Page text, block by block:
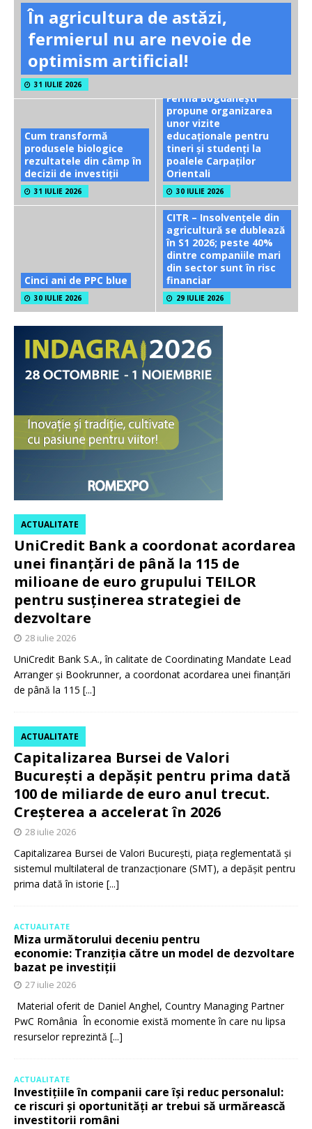
În agricultura de astăzi,
fermierul nu are nevoie de
optimism artificial!
31 IULIE 2026
Cum transformă
produsele biologice
rezultatele din câmp în
decizii de investiții
31 IULIE 2026
Ferma Bogdănești
propune organizarea
unor vizite
educaționale pentru
tineri și studenți la
poalele Carpaților
Orientali
30 IULIE 2026
Cinci ani de PPC blue
30 IULIE 2026
CITR – Insolvențele din
agricultură se dublează
în S1 2026; peste 40%
dintre companiile mari
din sector sunt în risc
financiar
29 IULIE 2026
UniCredit Bank a coordonat acordarea
unei finanțări de până la 115 de
milioane de euro grupului TEILOR
pentru susținerea strategiei de
dezvoltare
ACTUALITATE
28 iulie 2026
UniCredit Bank S.A., în calitate de Coordinating Mandate Lead
Arranger și Bookrunner, a coordonat acordarea unei finanțări
de până la 115 [...]
Capitalizarea Bursei de Valori
București a depășit pentru prima dată
100 de miliarde de euro anul trecut.
Creșterea a accelerat în 2026
ACTUALITATE
28 iulie 2026
Capitalizarea Bursei de Valori București, piața reglementată și
sistemul multilateral de tranzacționare (SMT), a depășit pentru
prima dată în istorie [...]
ACTUALITATE
Miza următorului deceniu pentru
economie: Tranziția către un model de dezvoltare
bazat pe investiții
27 iulie 2026
Material oferit de Daniel Anghel, Country Managing Partner
PwC România În economie există momente în care nu lipsa
resurselor reprezintă [...]
ACTUALITATE
Investițiile în companii care își reduc personalul:
ce riscuri și oportunități ar trebui să urmărească
investitorii români